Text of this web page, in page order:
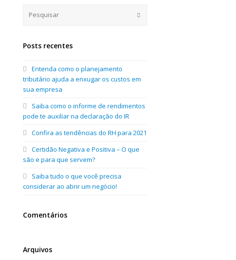
Posts recentes
Entenda como o planejamento
tributário ajuda a enxugar os custos em
sua empresa
Saiba como o informe de rendimentos
pode te auxiliar na declaração do IR
Confira as tendências do RH para 2021
Certidão Negativa e Positiva – O que
são e para que servem?
Saiba tudo o que você precisa
considerar ao abrir um negócio!
Comentários
Arquivos